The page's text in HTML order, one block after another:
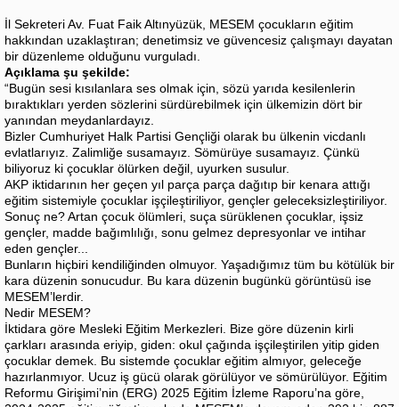
İl Sekreteri Av. Fuat Faik Altınyüzük, MESEM çocukların eğitim
hakkından uzaklaştıran; denetimsiz ve güvencesiz çalışmayı dayatan
bir düzenleme olduğunu vurguladı.
Açıklama şu şekilde:
“Bugün sesi kısılanlara ses olmak için, sözü yarıda kesilenlerin
bıraktıkları yerden sözlerini sürdürebilmek için ülkemizin dört bir
yanından meydanlardayız.
Bizler Cumhuriyet Halk Partisi Gençliği olarak bu ülkenin vicdanlı
evlatlarıyız. Zalimliğe susamayız. Sömürüye susamayız. Çünkü
biliyoruz ki çocuklar ölürken değil, uyurken susulur.
AKP iktidarının her geçen yıl parça parça dağıtıp bir kenara attığı
eğitim sistemiyle çocuklar işçileştiriliyor, gençler geleceksizleştiriliyor.
Sonuç ne? Artan çocuk ölümleri, suça sürüklenen çocuklar, işsiz
gençler, madde bağımlılığı, sonu gelmez depresyonlar ve intihar
eden gençler...
Bunların hiçbiri kendiliğinden olmuyor. Yaşadığımız tüm bu kötülük bir
kara düzenin sonucudur. Bu kara düzenin bugünkü görüntüsü ise
MESEM’lerdir.
Nedir MESEM?
İktidara göre Mesleki Eğitim Merkezleri. Bize göre düzenin kirli
çarkları arasında eriyip, giden: okul çağında işçileştirilen yitip giden
çocuklar demek. Bu sistemde çocuklar eğitim almıyor, geleceğe
hazırlanmıyor. Ucuz iş gücü olarak görülüyor ve sömürülüyor. Eğitim
Reformu Girişimi’nin (ERG) 2025 Eğitim İzleme Raporu’na göre,